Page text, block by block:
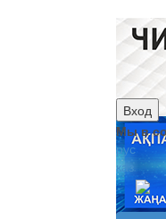
Вход
Мы в
рус
каз